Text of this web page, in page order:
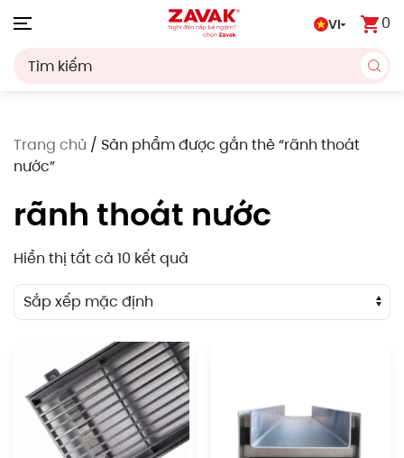
VI 0
Trang chủ / Sản phẩm được gắn thẻ “rãnh thoát
nước”
rãnh thoát nước
Hiển thị tất cả 10 kết quả